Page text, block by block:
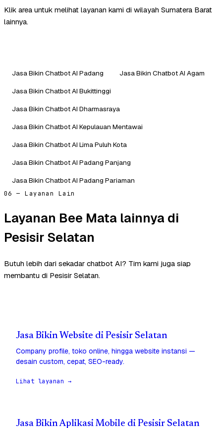
Klik area untuk melihat layanan kami di wilayah Sumatera Barat
lainnya.
Jasa Bikin Chatbot AI Padang
Jasa Bikin Chatbot AI Agam
Jasa Bikin Chatbot AI Bukittinggi
Jasa Bikin Chatbot AI Dharmasraya
Jasa Bikin Chatbot AI Kepulauan Mentawai
Jasa Bikin Chatbot AI Lima Puluh Kota
Jasa Bikin Chatbot AI Padang Panjang
Jasa Bikin Chatbot AI Padang Pariaman
06 — Layanan Lain
Layanan Bee Mata lainnya di
Pesisir Selatan
Butuh lebih dari sekadar chatbot AI? Tim kami juga siap
membantu di Pesisir Selatan.
Jasa Bikin Website di Pesisir Selatan
Company profile, toko online, hingga website instansi —
desain custom, cepat, SEO-ready.
Lihat layanan →
Jasa Bikin Aplikasi Mobile di Pesisir Selatan